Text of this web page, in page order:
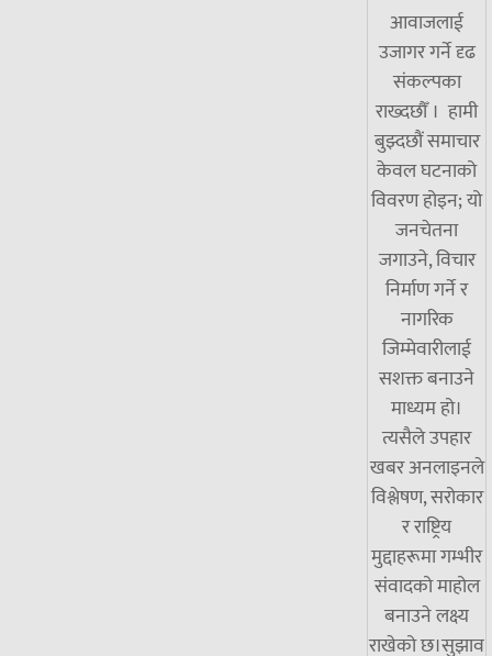
आवाजलाई
उजागर गर्ने दृढ
संकल्पका
राख्दछौँ । हामी
बुझ्दछौं समाचार
केवल घटनाको
विवरण होइन; यो
जनचेतना
जगाउने, विचार
निर्माण गर्ने र
नागरिक
जिम्मेवारीलाई
सशक्त बनाउने
माध्यम हो।
त्यसैले उपहार
खबर अनलाइनले
विश्लेषण, सरोकार
र राष्ट्रिय
मुद्दाहरूमा गम्भीर
संवादको माहोल
बनाउने लक्ष्य
राखेको छ।सुझाव